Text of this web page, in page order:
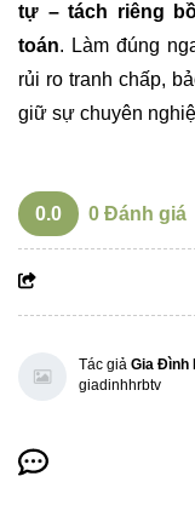
tự – tách riêng
toán. Làm đúng
rủi ro tranh chấp,
giữ sự chuyên
0.0 0 Đánh giá
Tác giả Gia Đình
giadinhhrbtv